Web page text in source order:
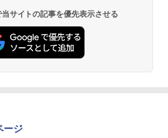
サイトの記事を優先表示させる
ージ